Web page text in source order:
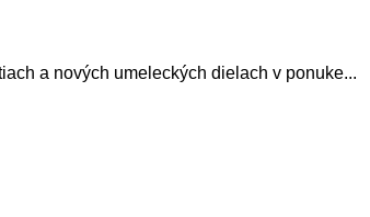
a nových umeleckých dielach v ponuke...